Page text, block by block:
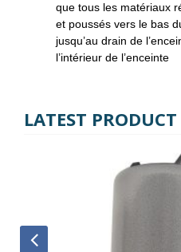
que tous les matériaux
et poussés vers le bas
jusqu’au drain de
l’intérieur de l’enceinte
LATEST PRODUCT